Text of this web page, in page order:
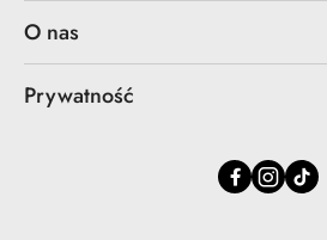
O nas
Prywatność